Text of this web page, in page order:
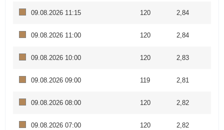
09.08.2026 11:15 120 2,84
09.08.2026 11:00 120 2,84
09.08.2026 10:00 120 2,83
09.08.2026 09:00 119 2,81
09.08.2026 08:00 120 2,82
09.08.2026 07:00 120 2,82